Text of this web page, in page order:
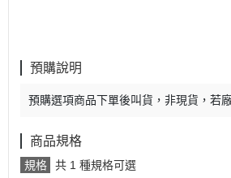
預購說明
預購選項商品下單後叫貨，非現貨，若
商品規格
規格 共 1 種規格可選